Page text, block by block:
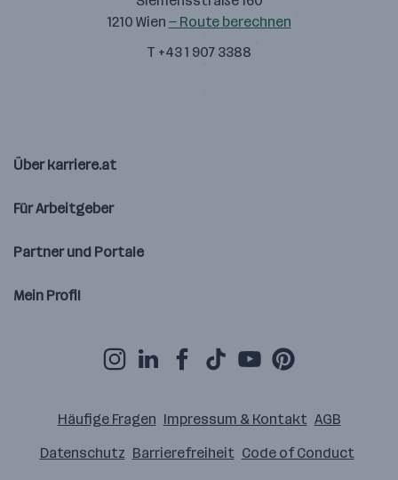
1210 Wien — Route berechnen
T +43 1 907 3388
Über karriere.at
Für Arbeitgeber
Partner und Portale
Mein Profil
Häufige Fragen Impressum & Kontakt AGB
Datenschutz Barrierefreiheit Code of Conduct